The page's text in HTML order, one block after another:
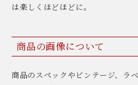
は楽しくほどほどに。
商品の画像について
商品のスペックやビンテージ、ラ